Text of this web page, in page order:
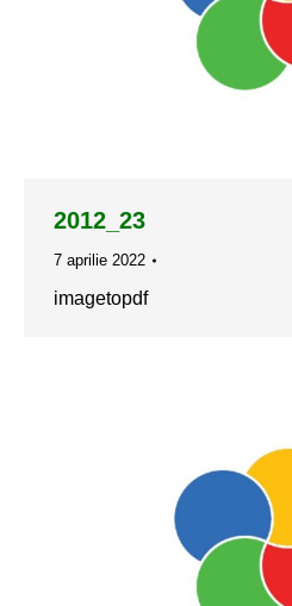
2012_23
7 aprilie 2022
imagetopdf